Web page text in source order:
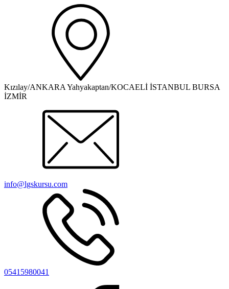
Kızılay/ANKARA Yahyakaptan/KOCAELİ İSTANBUL BURSA
İZMİR
info@lgskursu.com
05415980041